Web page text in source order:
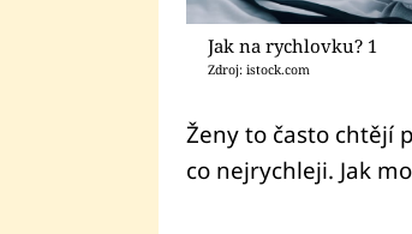
Jak na rychlovku? 1
Zdroj: istock.com
Ženy to často chtějí
co nejrychleji. Jak